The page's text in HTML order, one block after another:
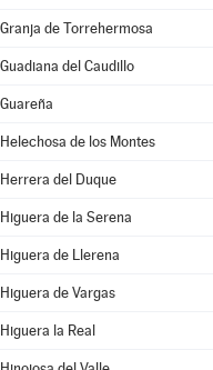
Granja de Torrehermosa
Guadiana del Caudillo
Guareña
Helechosa de los Montes
Herrera del Duque
Higuera de la Serena
Higuera de Llerena
Higuera de Vargas
Higuera la Real